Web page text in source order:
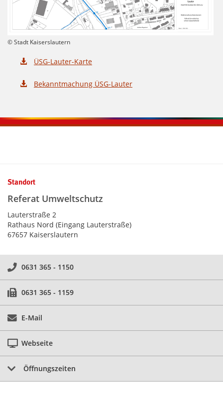
© Stadt Kaiserslautern
ÜSG-Lauter-Karte
Bekanntmachung ÜSG-Lauter
Standort
Referat Umweltschutz
Lauterstraße 2
Rathaus Nord (Eingang Lauterstraße)
67657 Kaiserslautern
0631 365 - 1150
0631 365 - 1159
E-Mail
Webseite
Öffnungszeiten